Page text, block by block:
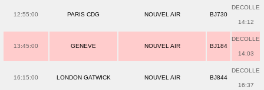
12:55:00 PARIS CDG NOUVEL AIR BJ730
DECOLLE
14:12
13:45:00 GENEVE NOUVEL AIR BJ184
DECOLLE
14:03
16:15:00 LONDON GATWICK NOUVEL AIR BJ844
DECOLLE
16:37